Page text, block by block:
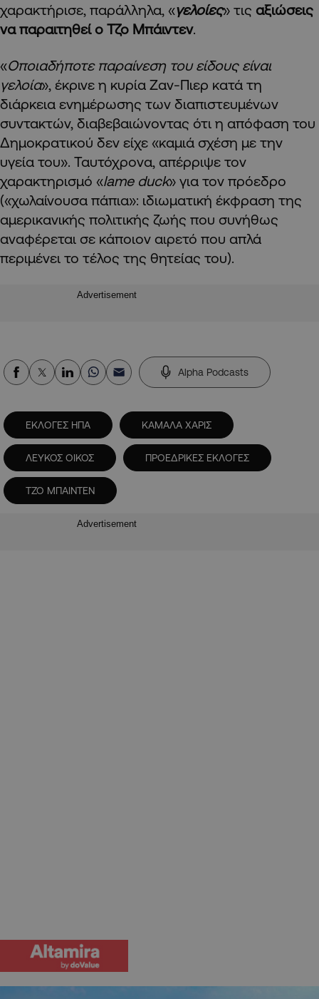
χαρακτήρισε, παράλληλα, «γελοίες» τις αξιώσεις
να παραιτηθεί ο Τζο Μπάιντεν.
«Οποιαδήποτε παραίνεση του είδους είναι
γελοία», έκρινε η κυρία Ζαν-Πιερ κατά τη
διάρκεια ενημέρωσης των διαπιστευμένων
συντακτών, διαβεβαιώνοντας ότι η απόφαση του
Δημοκρατικού δεν είχε «καμιά σχέση με την
υγεία του». Ταυτόχρονα, απέρριψε τον
χαρακτηρισμό «lame duck» για τον πρόεδρο
(«χωλαίνουσα πάπια»: ιδιωματική έκφραση της
αμερικανικής πολιτικής ζωής που συνήθως
αναφέρεται σε κάποιον αιρετό που απλά
περιμένει το τέλος της θητείας του).
Advertisement
Alpha Podcasts
ΕΚΛΟΓΕΣ ΗΠΑ ΚΑΜΑΛΑ ΧΑΡΙΣ
ΛΕΥΚΟΣ ΟΙΚΟΣ ΠΡΟΕΔΡΙΚΕΣ ΕΚΛΟΓΕΣ
ΤΖΟ ΜΠΑΙΝΤΕΝ
Advertisement